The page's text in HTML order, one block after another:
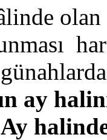
olan
ay
Ay